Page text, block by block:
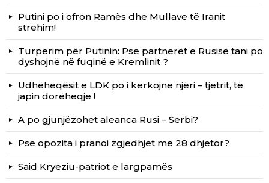
Putini po i ofron Ramës dhe Mullave të Iranit
strehim!
Turpërim për Putinin: Pse partnerët e Rusisë tani po
dyshojnë në fuqinë e Kremlinit ?
Udhëheqësit e LDK po i kërkojnë njëri – tjetrit, të
japin dorëheqje !
A po gjunjëzohet aleanca Rusi – Serbi?
Pse opozita i pranoi zgjedhjet me 28 dhjetor?
Said Kryeziu-patriot e largpamës